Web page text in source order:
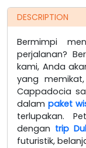
DESCRIPTION
Bermimpi
perjalanan?
kami, Anda
yang
Cappadocia
dalam paket
terlupakan.
dengan trip
futuristik,